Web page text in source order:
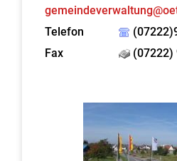
Telefon
Fax
(07222)